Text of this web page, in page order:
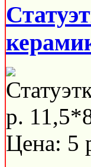
р.
Цена: 5